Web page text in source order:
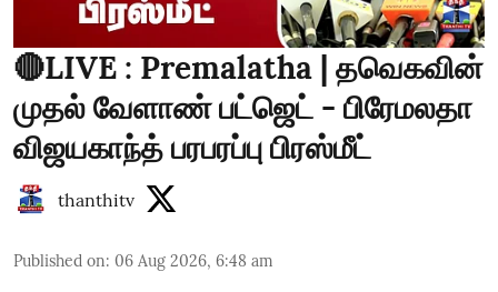
🔴LIVE : Premalatha | தவெகவின்
முதல் வேளாண் பட்ஜெட் - பிரேமலதா
விஜயகாந்த் பரபரப்பு பிரஸ்மீட்
thanthitv
Published on: 06 Aug 2026, 6:48 am